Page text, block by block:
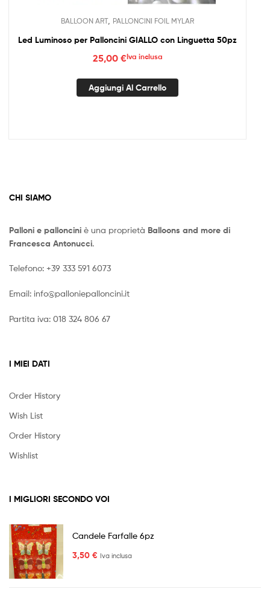
BALLOON ART, PALLONCINI FOIL MYLAR
Led Luminoso per Palloncini GIALLO con Linguetta 50pz
25,00 €Iva inclusa
Aggiungi Al Carrello
CHI SIAMO
Palloni e palloncini è una proprietà Balloons and more di
Francesca Antonucci.
Telefono: +39 333 591 6073
Email: info@palloniepalloncini.it
Partita iva: 018 324 806 67
I MIEI DATI
Order History
Wish List
Order History
Wishlist
I MIGLIORI SECONDO VOI
Candele Farfalle 6pz
3,50 € Iva inclusa